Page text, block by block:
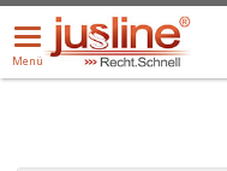
Menü
öffnen/schließen
Menü
ALLE DROPDOWN: